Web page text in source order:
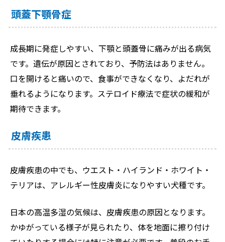
頭蓋下顎骨症
成長期に発症しやすい、下顎と頭蓋骨に痛みが出る病気
です。遺伝が原因とされており、予防法はありません。
口を開けると痛いので、食事ができなくなり、よだれが
垂れるようになります。ステロイド療法で症状の緩和が
期待できます。
皮膚疾患
皮膚疾患の中でも、ウエスト・ハイランド・ホワイト・
テリアは、アレルギー性皮膚炎になりやすい犬種です。
日本の高温多湿の気候は、皮膚疾患の原因となります。
かゆがっている様子が見られたり、体を地面に擦り付け